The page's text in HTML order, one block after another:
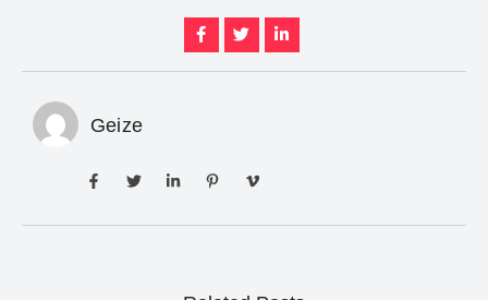
Geize